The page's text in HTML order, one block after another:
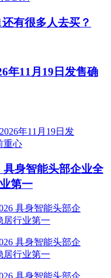
有很多人去买？
年11月19日发售确
身智能头部企业全
第一